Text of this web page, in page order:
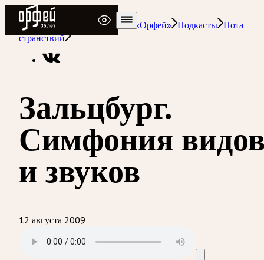
Радио Орфей
Радио классической музыки «Орфей» Подкасты Нота
странствий
Зальцбург.
Симфония
и звуков
12 августа 2009